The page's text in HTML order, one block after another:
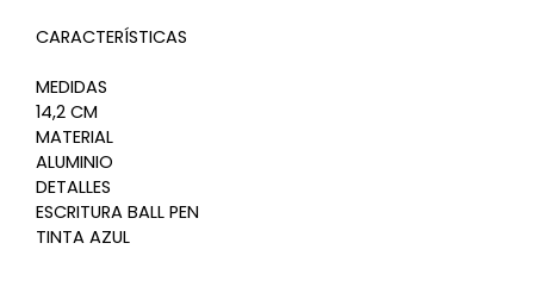
CARACTERÍSTICAS
MEDIDAS
14,2 CM
MATERIAL
ALUMINIO
DETALLES
ESCRITURA BALL PEN
TINTA AZUL